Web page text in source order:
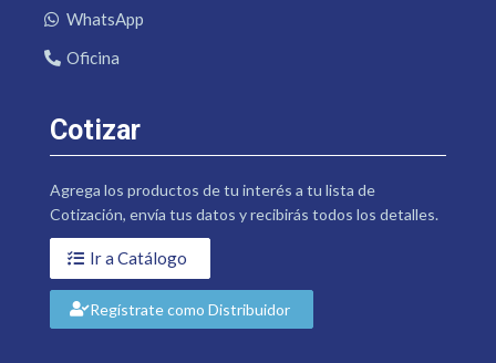
WhatsApp
Oficina
Cotizar
Agrega los productos de tu interés a tu lista de
Cotización, envía tus datos y recibirás todos los detalles.
Ir a Catálogo
Regístrate como Distribuidor